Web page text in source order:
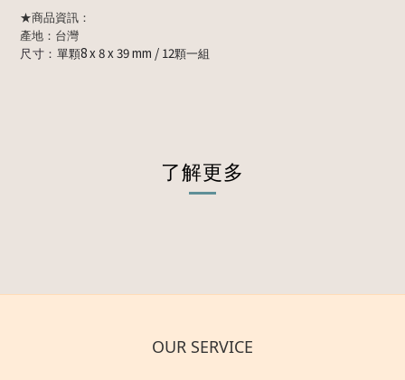
★商品資訊：
產地：台灣
尺寸：單顆8 x 8 x 39 mm / 12顆一組
了解更多
OUR SERVICE